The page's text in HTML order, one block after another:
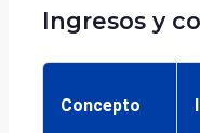
Ingresos y
Concepto